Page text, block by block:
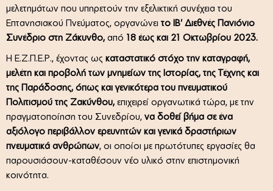
μελετημάτων που υπηρετούν την εξελικτική συνέχεια του
Επτανησιακού Πνεύματος, οργανώνει το ΙΒ' Διεθνές Πανιόνιο
Συνέδριο στη Ζάκυνθο, από 18 έως και 21 Οκτωβρίου 2023.
Η Ε.Ζ.Π.Ε.Ρ., έχοντας ως καταστατικό στόχο την καταγραφή,
μελέτη και προβολή των μνημείων της Ιστορίας, της Τέχνης και
της Παράδοσης, όπως και γενικότερα του πνευματικού
Πολιτισμού της Ζακύνθου, επιχειρεί οργανωτικά τώρα, με την
πραγματοποίηση του Συνεδρίου, να δοθεί βήμα σε ένα
αξιόλογο περιβάλλον ερευνητών και γενικά δραστήριων
πνευματικά ανθρώπων, οι οποίοι με πρωτότυπες εργασίες θα
παρουσιάσουν-καταθέσουν νέο υλικό στην επιστημονική
κοινότητα.